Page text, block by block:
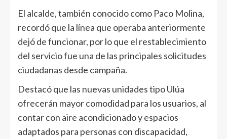
El alcalde, también conocido como Paco Molina,
recordó que la línea que operaba anteriormente
dejó de funcionar, por lo que el restablecimiento
del servicio fue una de las principales solicitudes
ciudadanas desde campaña.
Destacó que las nuevas unidades tipo Ulúa
ofrecerán mayor comodidad para los usuarios, al
contar con aire acondicionado y espacios
adaptados para personas con discapacidad,